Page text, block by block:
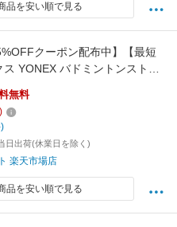
品を安い順で見る
クーポン配布中】【最短
ス YONEX バドミントンストリ
BG80-2 ロール C-9
無料
日出荷(休業日を除く)
楽天市場店
品を安い順で見る